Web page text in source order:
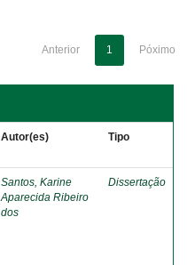
Anterior 1 Póximo
Autor(es) Tipo
Santos, Karine
Aparecida Ribeiro
dos
Dissertação